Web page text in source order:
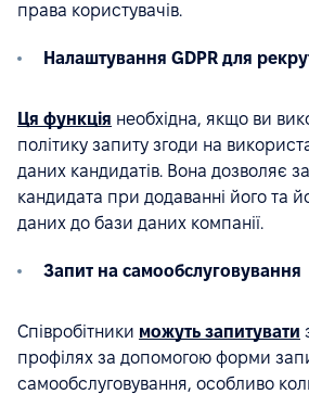
права користувачів.
Налаштування GDPR для
Ця функція необхідна, якщо ви
політику запиту згоди на
даних кандидатів. Вона дозволяє
кандидата при додаванні його та
даних до бази даних компанії.
Запит на самообслуговування
Співробітники можуть запитувати
профілях за допомогою форми
самообслуговування, особливо